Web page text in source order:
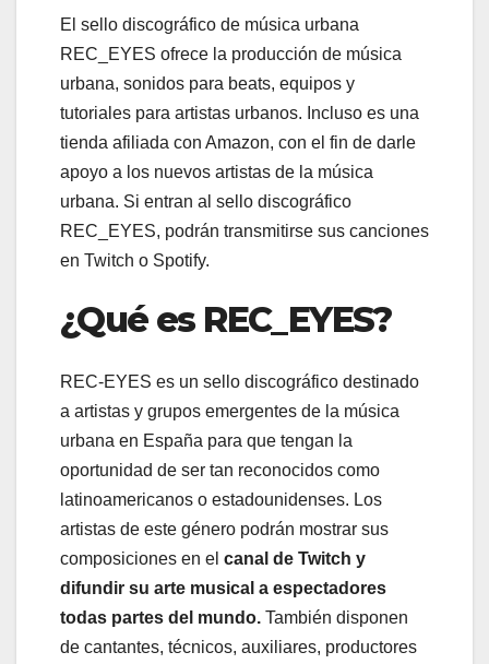
El sello discográfico de música urbana
REC_EYES ofrece la producción de música
urbana, sonidos para beats, equipos y
tutoriales para artistas urbanos. Incluso es una
tienda afiliada con Amazon, con el fin de darle
apoyo a los nuevos artistas de la música
urbana. Si entran al sello discográfico
REC_EYES, podrán transmitirse sus canciones
en Twitch o Spotify.
¿Qué es REC_EYES?
REC-EYES es un sello discográfico destinado
a artistas y grupos emergentes de la música
urbana en España para que tengan la
oportunidad de ser tan reconocidos como
latinoamericanos o estadounidenses. Los
artistas de este género podrán mostrar sus
composiciones en el canal de Twitch y
difundir su arte musical a espectadores
todas partes del mundo. También disponen
de cantantes, técnicos, auxiliares, productores